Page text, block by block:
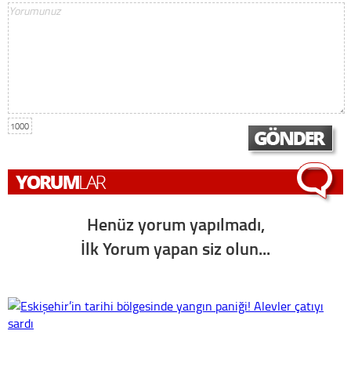
1000
Henüz yorum yapılmadı,
İlk Yorum yapan siz olun...